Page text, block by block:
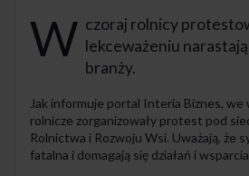
W czoraj rolnicy
lekceważeniu
branży.
Jak informuje portal Interia Biznes, we
rolnicze zorganizowały protest pod
Rolnictwa i Rozwoju Wsi. Uważają, że
fatalna i domagają się działań i